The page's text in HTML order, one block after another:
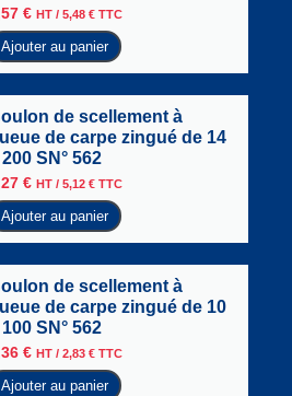
€ HT / 5,48 € TTC
Ajouter au panier
de scellement à
de carpe zingué de 14
SN° 562
€ HT / 5,12 € TTC
Ajouter au panier
de scellement à
de carpe zingué de 10
SN° 562
€ HT / 2,83 € TTC
Ajouter au panier